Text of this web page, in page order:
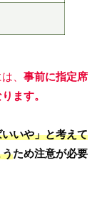
、 事前に指定席
ます。
いや」と考えて
うため注意が必要